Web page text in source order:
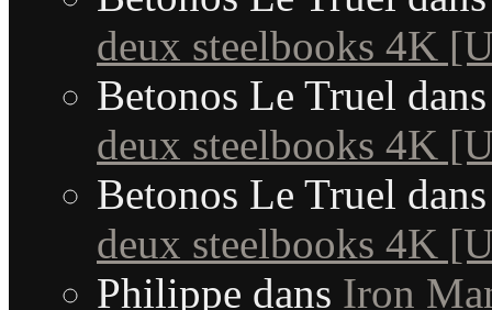
deux steelbooks 4K
Betonos Le Truel
deux steelbooks 4K
Betonos Le Truel
deux steelbooks 4K
Philippe dans Iron